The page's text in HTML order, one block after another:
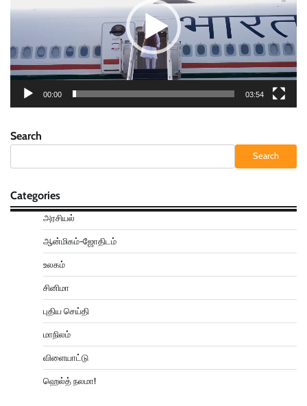
00:00 03:54
Search
Search
Categories
அரசியல்
ஆன்மிகம்-ஜோதிடம்
உலகம்
சினிமா
புதிய செய்தி
மாநிலம்
விளையாட்டு
ஹெல்த் நலமா!